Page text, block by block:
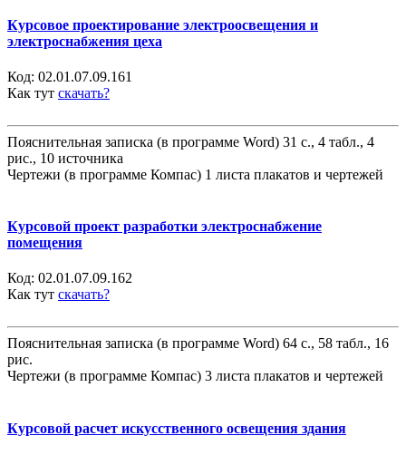
Курсовое проектирование электроосвещения и
электроснабжения цеха
Код: 02.01.07.09.161
Как тут скачать?
Пояснительная записка (в программе Word) 31 с., 4 табл., 4
рис., 10 источника
Чертежи (в программе Компас) 1 листа плакатов и чертежей
Курсовой проект разработки электроснабжение
помещения
Код: 02.01.07.09.162
Как тут скачать?
Пояснительная записка (в программе Word) 64 с., 58 табл., 16
рис.
Чертежи (в программе Компас) 3 листа плакатов и чертежей
Курсовой расчет искусственного освещения здания